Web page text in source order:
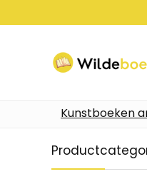
Kunstboeken